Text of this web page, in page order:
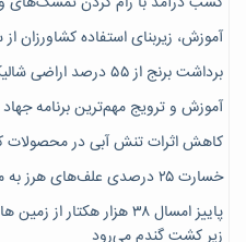
آموزش، زیربنای استفاده کشاورزان
برداشت برنج از ۵۵ درصد اراضی شالیکاری گیلان
آموزش و ترویج مهم‌ترین برنامه
کاهش اثرات تنش آبی در محصولات
خسارت ۲۵ درصدی علف‌های هرز به محصولات کشاورزی
پاییز امسال ۳۸ هزار
زیر کشت گندم می‌رود